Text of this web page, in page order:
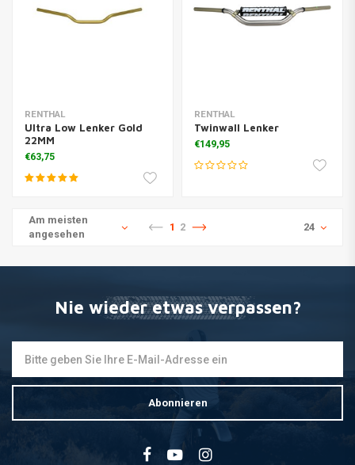
RENTHAL
Ultra Low Lenker Gold
22MM
€63,75
RENTHAL
Twinwall Lenker
€149,95
Am meisten
angesehen
1 2 24
Nie wieder etwas verpassen?
Abonnieren